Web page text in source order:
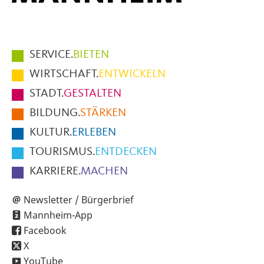
Hauptmenüpunkte
im
Fußbereich
der
Seite
SERVICE.BIETEN
WIRTSCHAFT.ENTWICKELN
STADT.GESTALTEN
BILDUNG.STÄRKEN
KULTUR.ERLEBEN
TOURISMUS.ENTDECKEN
KARRIERE.MACHEN
Newsletter / Bürgerbrief
Mannheim-App
Facebook
X
YouTube